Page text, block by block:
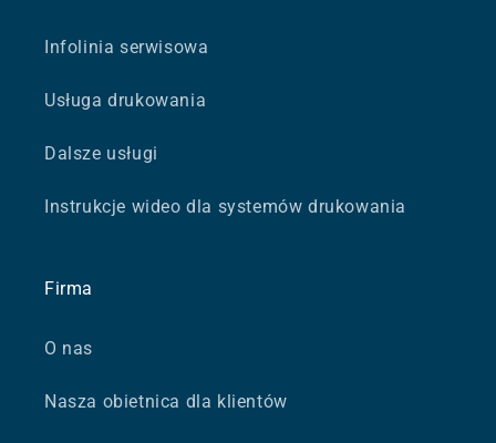
Infolinia serwisowa
Usługa drukowania
Dalsze usługi
Instrukcje wideo dla systemów drukowania
Firma
O nas
Nasza obietnica dla klientów